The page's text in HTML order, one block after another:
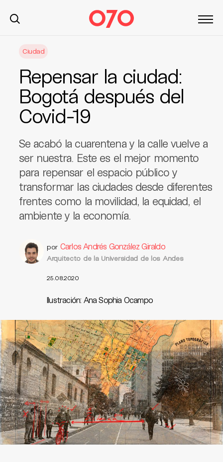
Ciudad
Repensar la ciudad:
Bogotá después del
Covid-19
Se acabó la cuarentena y la calle vuelve a
ser nuestra. Este es el mejor momento
para repensar el espacio público y
transformar las ciudades desde diferentes
frentes como la movilidad, la equidad, el
ambiente y la economía.
por Carlos Andrés González Giraldo
Arquitecto de la Universidad de los Andes
25.08.2020
Ilustración: Ana Sophia Ocampo